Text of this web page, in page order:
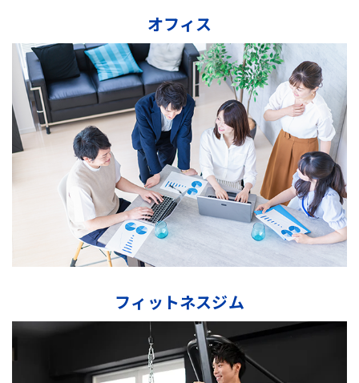
オフィス
フィットネスジム